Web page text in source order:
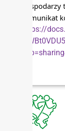
komunikat
https://